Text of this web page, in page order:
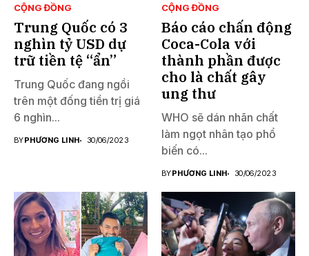
CỘNG ĐỒNG
Trung Quốc có 3
nghìn tỷ USD dự
trữ tiền tệ “ẩn”
Trung Quốc đang ngồi
trên một đống tiền trị giá
6 nghìn...
BYPHƯƠNG LINH 30/06/2023
CỘNG ĐỒNG
Báo cáo chấn động
Coca-Cola với
thành phần được
cho là chất gây
ung thư
WHO sẽ dán nhãn chất
làm ngọt nhân tạo phổ
biến có...
BYPHƯƠNG LINH 30/06/2023